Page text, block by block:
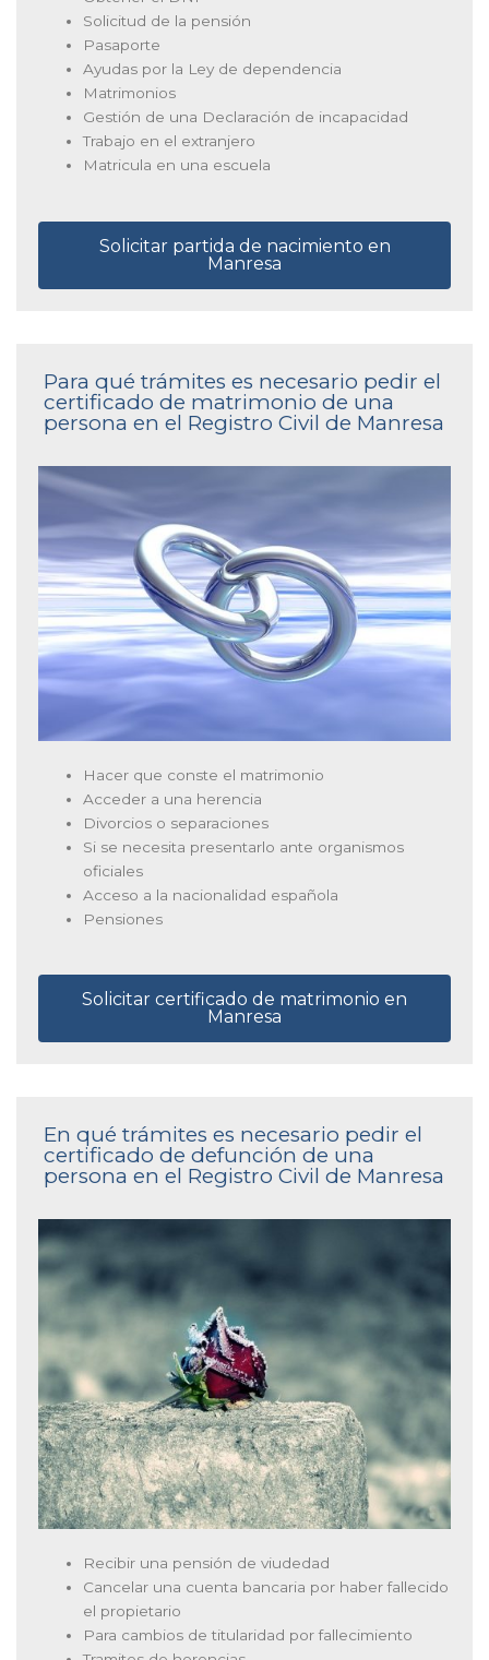
Solicitud de la pensión
Pasaporte
Ayudas por la Ley de dependencia
Matrimonios
Gestión de una Declaración de incapacidad
Trabajo en el extranjero
Matricula en una escuela
Solicitar partida de nacimiento en
Manresa
Para qué trámites es necesario pedir el
certificado de matrimonio de una
persona en el Registro Civil de Manresa
Hacer que conste el matrimonio
Acceder a una herencia
Divorcios o separaciones
Si se necesita presentarlo ante organismos
oficiales
Acceso a la nacionalidad española
Pensiones
Solicitar certificado de matrimonio en
Manresa
En qué trámites es necesario pedir el
certificado de defunción de una
persona en el Registro Civil de Manresa
Recibir una pensión de viudedad
Cancelar una cuenta bancaria por haber fallecido
el propietario
Para cambios de titularidad por fallecimiento